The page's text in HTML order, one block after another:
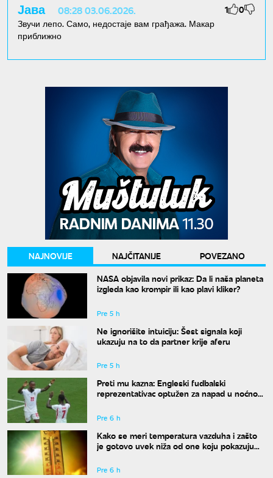
Јава 08:28 03.06.2026. 1 0
Звучи лепо. Само, недостаје вам грађажа. Макар
приближно
NAJNOVIJE NAJČITANIJE
POVEZANO
NASA objavila novi prikaz: Da li naša planeta
izgleda kao krompir ili kao plavi kliker?
Pre 5 h
Ne ignorišite intuiciju: Šest signala koji
ukazuju na to da partner krije aferu
Pre 5 h
Preti mu kazna: Engleski fudbalski
reprezentativac optužen za napad u noćnom
Pre 6 h
Kako se meri temperatura vazduha i zašto
je gotovo uvek niža od one koju pokazuju
Pre 6 h